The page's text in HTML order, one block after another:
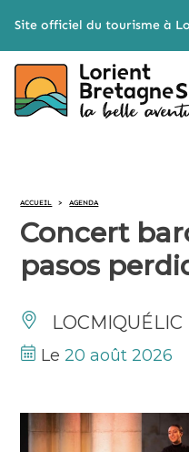
Site officiel du tourisme à
ACCUEIL > AGENDA
Concert
pasos
LOCMIQUÉLIC
Le20 août 2026